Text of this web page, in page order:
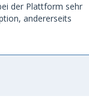
der Plattform sehr
andererseits